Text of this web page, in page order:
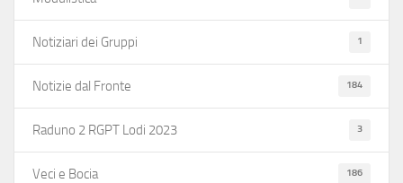
Notiziari dei Gruppi 1
Notizie dal Fronte 184
Raduno 2 RGPT Lodi 2023 3
Veci e Bocia 186